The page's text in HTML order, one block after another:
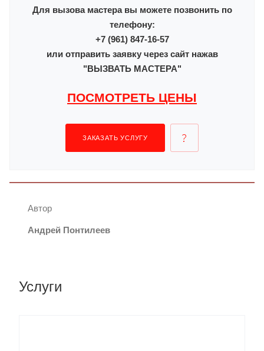
Для вызова мастера вы можете позвонить по
телефону:
+7 (961) 847-16-57
или отправить заявку через сайт нажав
"ВЫЗВАТЬ МАСТЕРА"
ПОСМОТРЕТЬ ЦЕНЫ
ЗАКАЗАТЬ УСЛУГУ
Автор
Андрей Понтилеев
Услуги